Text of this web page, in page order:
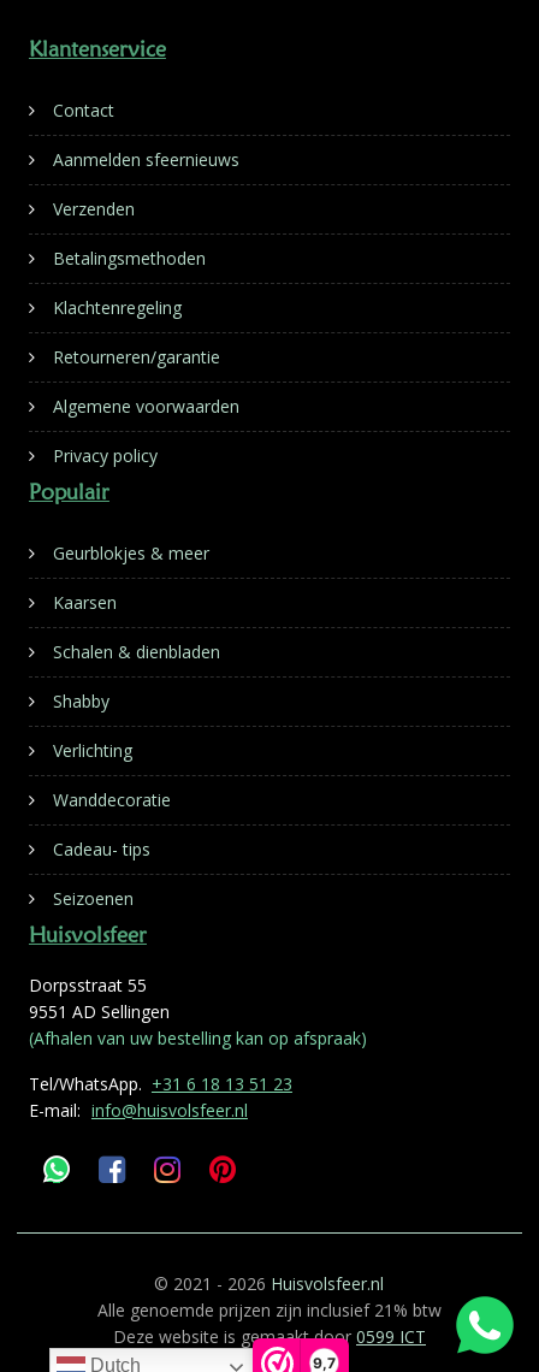
9,7
Klantenservice
Contact
Aanmelden sfeernieuws
Verzenden
Betalingsmethoden
Klachtenregeling
Retourneren/garantie
Algemene voorwaarden
Privacy policy
Populair
Geurblokjes & meer
Kaarsen
Schalen & dienbladen
Shabby
Verlichting
Wanddecoratie
Cadeau- tips
Seizoenen
Huisvolsfeer
Dorpsstraat 55
9551 AD Sellingen
(Afhalen van uw bestelling kan op afspraak)
Tel/WhatsApp. +31 6 18 13 51 23
E-mail: info@huisvolsfeer.nl
© 2021 - 2026 Huisvolsfeer.nl
Alle genoemde prijzen zijn inclusief 21% btw
Deze website is gemaakt door 0599 ICT
Dutch